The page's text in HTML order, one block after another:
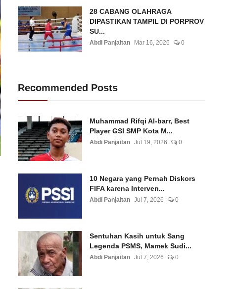
28 CABANG OLAHRAGA
DIPASTIKAN TAMPIL DI PORPROV
SU...
Abdi Panjaitan Mar 16, 2026 0
Recommended Posts
Muhammad Rifqi Al-barr, Best
Player GSI SMP Kota M...
Abdi Panjaitan Jul 19, 2026 0
10 Negara yang Pernah Diskors
FIFA karena Interven...
Abdi Panjaitan Jul 7, 2026 0
Sentuhan Kasih untuk Sang
Legenda PSMS, Mamek Sudi...
Abdi Panjaitan Jul 7, 2026 0